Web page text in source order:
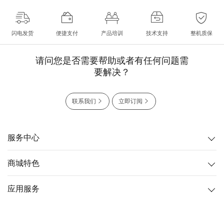
闪电发货 便捷支付 产品培训 技术支持 整机质保
请问您是否需要帮助或者有任何问题需
要解决？
联系我们 立即订阅
服务中心
商城特色
应用服务